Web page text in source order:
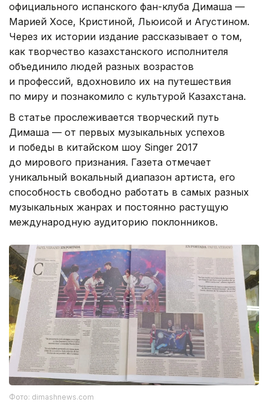
официального испанского фан-клуба Димаша —
Марией Хосе, Кристиной, Льюисой и Агустином.
Через их истории издание рассказывает о том,
как творчество казахстанского исполнителя
объединило людей разных возрастов
и профессий, вдохновило их на путешествия
по миру и познакомило с культурой Казахстана.
В статье прослеживается творческий путь
Димаша — от первых музыкальных успехов
и победы в китайском шоу Singer 2017
до мирового признания. Газета отмечает
уникальный вокальный диапазон артиста, его
способность свободно работать в самых разных
музыкальных жанрах и постоянно растущую
международную аудиторию поклонников.
Фото: dimashnews.com